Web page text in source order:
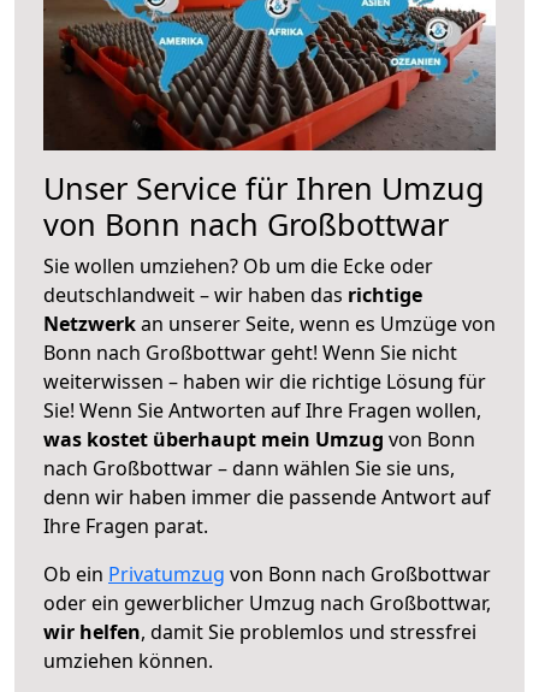
Unser Service für Ihren Umzug
von Bonn nach Großbottwar
Sie wollen umziehen? Ob um die Ecke oder
deutschlandweit – wir haben das richtige
Netzwerkan unserer Seite, wenn es Umzüge von
Bonn nach Großbottwar geht! Wenn Sie nicht
weiterwissen – haben wir die richtige Lösung für
Sie! Wenn Sie Antworten auf Ihre Fragen wollen,
was kostet überhaupt mein Umzug von Bonn
nach Großbottwar – dann wählen Sie sie uns,
denn wir haben immer die passende Antwort auf
Ihre Fragen parat.
Ob ein Privatumzug von Bonn nach Großbottwar
oder ein gewerblicher Umzug nach Großbottwar,
wir helfen, damit Sie problemlos und stressfrei
umziehen können.